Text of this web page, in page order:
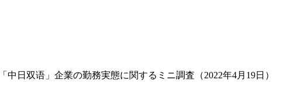
中日双语」企業の勤務実態に関するミニ調査（2022年4月19日）